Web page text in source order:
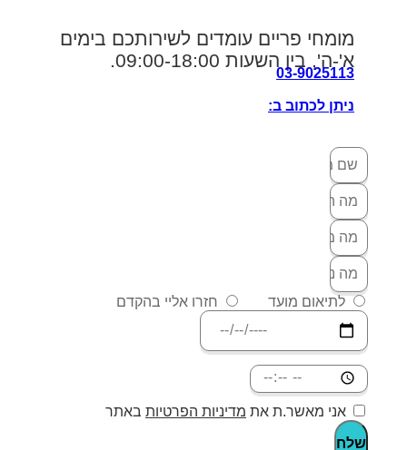
מומחי פריים עומדים לשירותכם בימים
א'-ה', בין השעות 09:00-18:00.
03-9025113
ניתן לכתוב ב:
לתיאום מועד חזרו אליי בהקדם
אני מאשר.ת את מדיניות הפרטיות באתר
שלח